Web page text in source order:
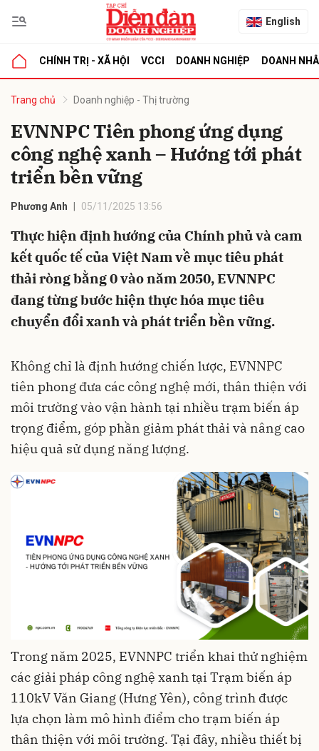
English
CHÍNH TRỊ - XÃ HỘI VCCI DOANH NGHIỆP DOANH
Trang chủ Doanh nghiệp - Thị trường
EVNNPC Tiên phong ứng dụng
công nghệ xanh – Hướng tới phát
triển bền vững
Phương Anh 05/11/2025 13:56
Thực hiện định hướng của Chính phủ và cam
kết quốc tế của Việt Nam về mục tiêu phát
thải ròng bằng 0 vào năm 2050, EVNNPC
đang từng bước hiện thực hóa mục tiêu
chuyển đổi xanh và phát triển bền vững.
Không chỉ là định hướng chiến lược, EVNNPC
tiên phong đưa các công nghệ mới, thân thiện với
môi trường vào vận hành tại nhiều trạm biến áp
trọng điểm, góp phần giảm phát thải và nâng cao
hiệu quả sử dụng năng lượng.
Trong năm 2025, EVNNPC triển khai thử nghiệm
các giải pháp công nghệ xanh tại Trạm biến áp
110kV Văn Giang (Hưng Yên), công trình được
lựa chọn làm mô hình điểm cho trạm biến áp
thân thiện với môi trường. Tại đây, nhiều thiết bị
luận
Hủy